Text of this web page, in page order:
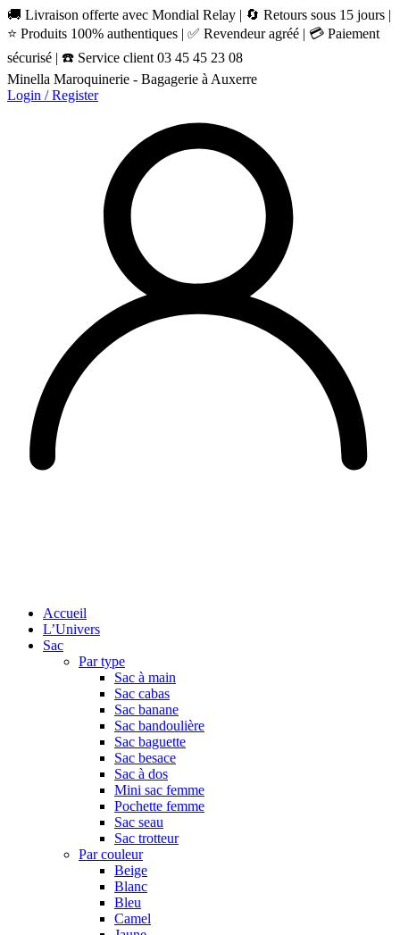
🚚 Livraison offerte avec Mondial Relay | 🔄 Retours sous 15 jours |
⭐ Produits 100% authentiques | ✅ Revendeur agréé | 💳 Paiement
sécurisé | ☎️ Service client 03 45 45 23 08
Minella Maroquinerie - Bagagerie à Auxerre
Login / Register
Accueil
L’Univers
Sac
Par type
Sac à main
Sac cabas
Sac banane
Sac bandoulière
Sac baguette
Sac besace
Sac à dos
Mini sac femme
Pochette femme
Sac seau
Sac trotteur
Par couleur
Beige
Blanc
Bleu
Camel